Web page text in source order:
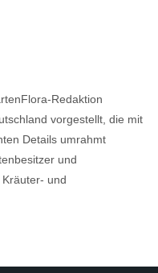
Redaktion
vorgestellt, die mit
Details umrahmt
und
und